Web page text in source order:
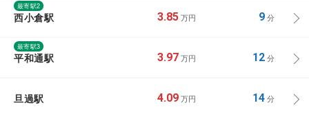
最寄駅2
西小倉駅 3.85 万円 9分
最寄駅3
平和通駅 3.97 万円 12分
旦過駅 4.09 万円 14分